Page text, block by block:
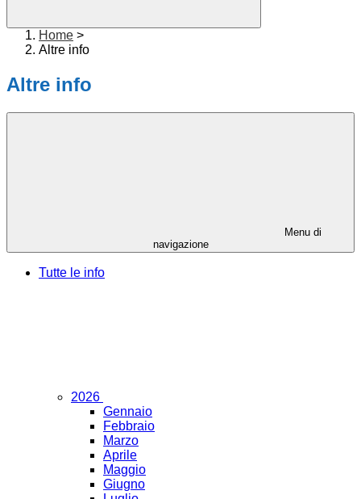
Home >
Altre info
Altre info
Menu di
navigazione
Tutte le info
2026
Gennaio
Febbraio
Marzo
Aprile
Maggio
Giugno